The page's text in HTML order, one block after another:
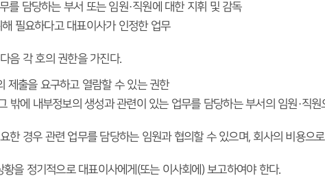
를 담당하는 부서 또는 임원·직원에 대한 지휘 및 감독
필요하다고 대표이사가 인정한 업무
음 각 호의 권한을 가진다.
제출을 요구하고 열람할 수 있는 권한
밖에 내부정보의 생성과 관련이 있는 업무를 담당하는 부서의 임원·직
경우 관련 업무를 담당하는 임원과 협의할 수 있으며, 회사의 비용으
을 정기적으로 대표이사에게(또는 이사회에) 보고하여야 한다.